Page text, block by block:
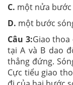
C. một nửa
D. một bước
Câu 3:Giao
tại A và B dao
thẳng đứng.
Cực tiểu giao